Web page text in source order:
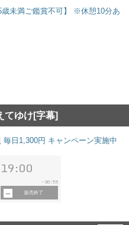
未満ご鑑賞不可】 ※休憩10分あ
てゆけ[字幕]
日1,300円 キャンペーン実施中
19:00
~ 20:55
販売終了